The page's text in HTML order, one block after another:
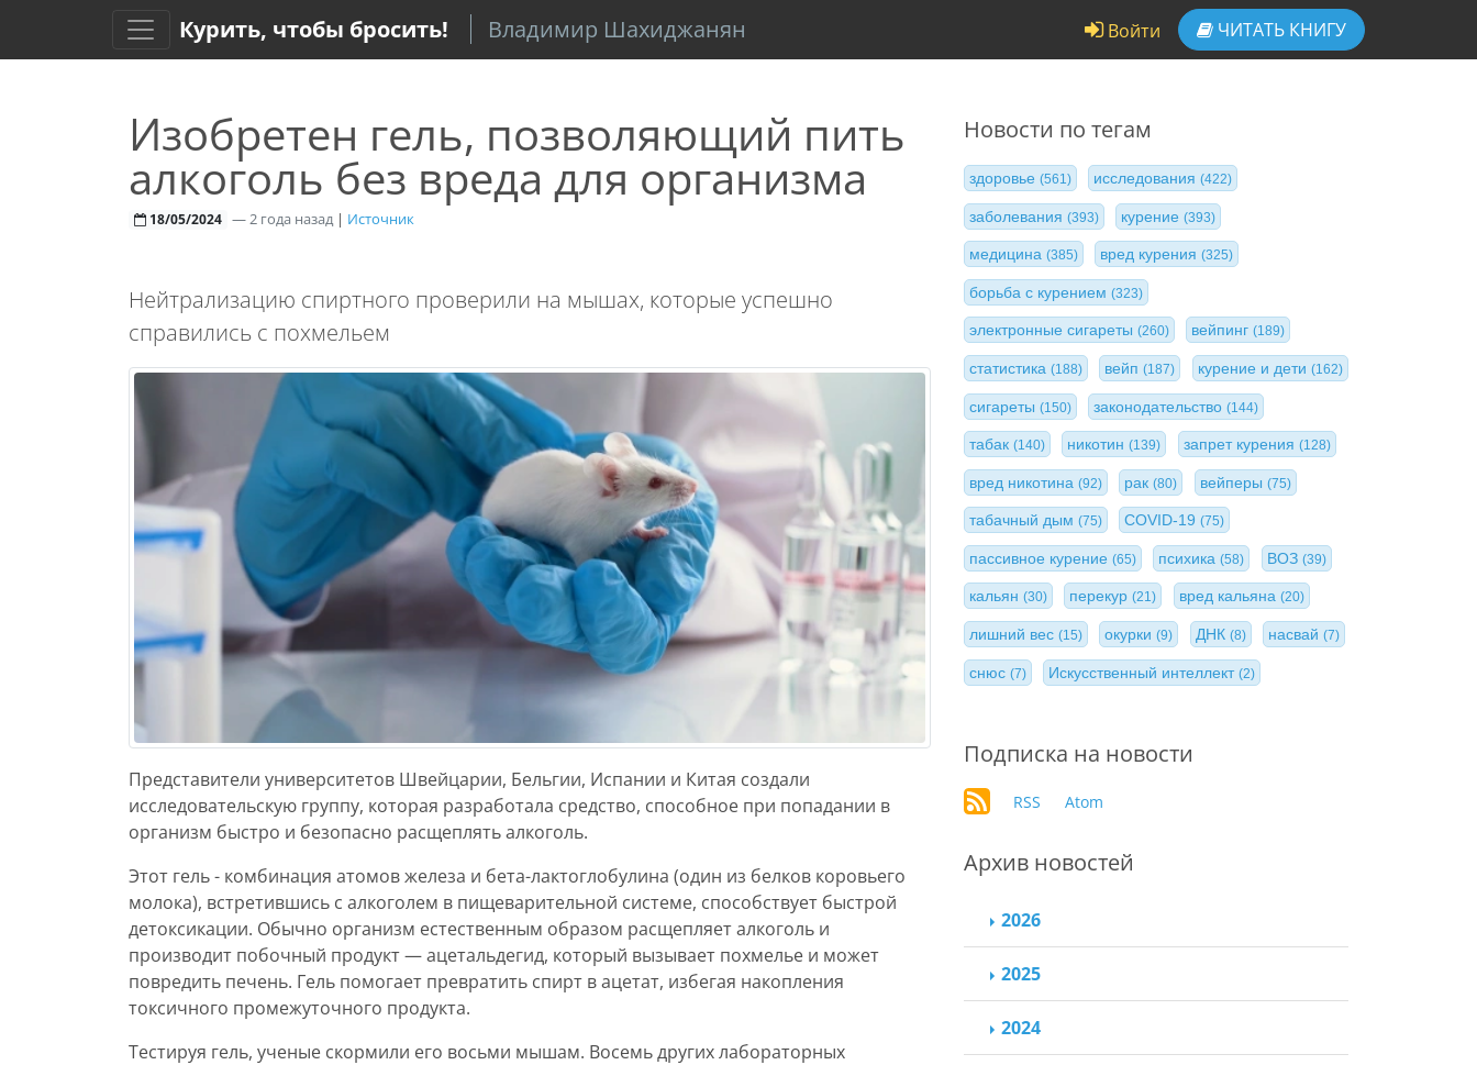
Курить, чтобы бросить! Владимир Шахиджанян Войти ЧИТАТЬ КНИГУ
Изобретен гель, позволяющий пить
алкоголь без вреда для организма
18/05/2024 —2 года назад | Источник
Нейтрализацию спиртного проверили на мышах, которые успешно
справились с похмельем
Представители университетов Швейцарии, Бельгии, Испании и Китая создали
исследовательскую группу, которая разработала средство, способное при попадании в
организм быстро и безопасно расщеплять алкоголь.
Этот гель - комбинация атомов железа и бета-лактоглобулина (один из белков коровьего
молока), встретившись с алкоголем в пищеварительной системе, способствует быстрой
детоксикации. Обычно организм естественным образом расщепляет алкоголь и
производит побочный продукт — ацетальдегид, который вызывает похмелье и может
повредить печень. Гель помогает превратить спирт в ацетат, избегая накопления
токсичного промежуточного продукта.
Тестируя гель, ученые скормили его восьми мышам. Восемь других лабораторных
Новости по тегам
здоровье (561) исследования(422)
заболевания (393) курение(393)
медицина (385) вред курения(325)
борьба с курением (323)
электронные сигареты (260) вейпинг(189)
статистика (188) вейп(187) курение и дети (162)
сигареты (150) законодательство(144)
табак (140) никотин(139) запрет курения (128)
вред никотина (92) рак(80) вейперы (75)
табачный дым (75) COVID-19(75)
пассивное курение (65) психика(58) ВОЗ (39)
кальян (30) перекур(21) вред кальяна (20)
лишний вес (15) окурки(9) ДНК (8) насвай(7)
снюс (7) Искусственный интеллект(2)
Подписка на новости
RSS Atom
Архив новостей
2026
2025
2024